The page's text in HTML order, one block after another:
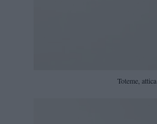
Toteme, attica